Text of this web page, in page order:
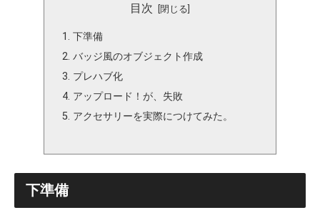
目次
下準備
バッジ風のオブジェクト作成
プレハブ化
アップロード！が、失敗
アクセサリーを実際につけてみた。
下準備